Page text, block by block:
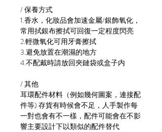
/ 保養方式
1.香水，化妝品會加速金屬/銀飾氧化，
常用拭銀布擦拭可回復一定程度閃亮
2.輕微氧化可用牙膏擦拭
3.避免放置在潮濕的地方
4.不配戴時請放回夾鏈袋或盒子内
/ 其他
耳環配件材料（例如幾何圖案，連接配
件等) 存貨有時候會不足，人手製作每
一對也會有不一樣，配件可能會在不影
響主要設計下以類似的配件替代